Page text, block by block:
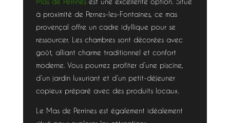
à proximité de Pernes-les-Fontaines, ce mas
provençal offre un cadre idyllique pour se
ressourcer. Les chambres sont décorées avec
goût, alliant charme traditionnel et confort
moderne. Vous pourrez profiter d’une piscine,
d’un jardin luxuriant et d’un petit-déjeuner
copieux préparé avec des produits locaux.
Le Mas de Perrines est également idéalement